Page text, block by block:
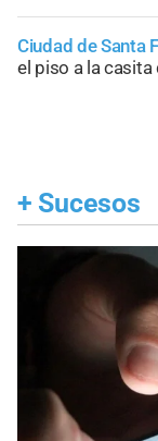
Ciudad de Santa
el piso a la
+ Sucesos